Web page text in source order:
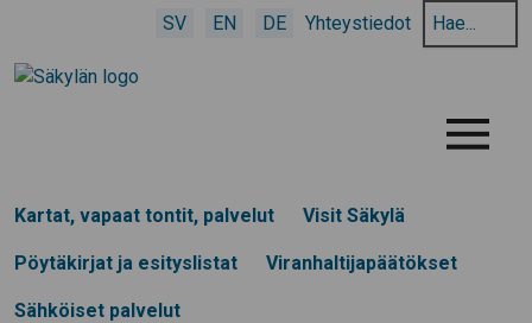
SV EN DE Yhteystiedot
Hae
hakusanalla:
Menu
Kartat, vapaat tontit, palvelut Visit Säkylä
Pöytäkirjat ja esityslistat Viranhaltijapäätökset
Sähköiset palvelut